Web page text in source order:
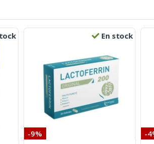
En stock
-9% -